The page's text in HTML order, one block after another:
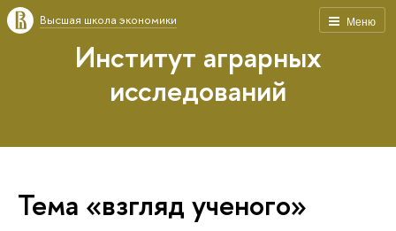
Меню
Высшая школа экономики
Институт аграрных
исследований
Тема «взгляд ученого»